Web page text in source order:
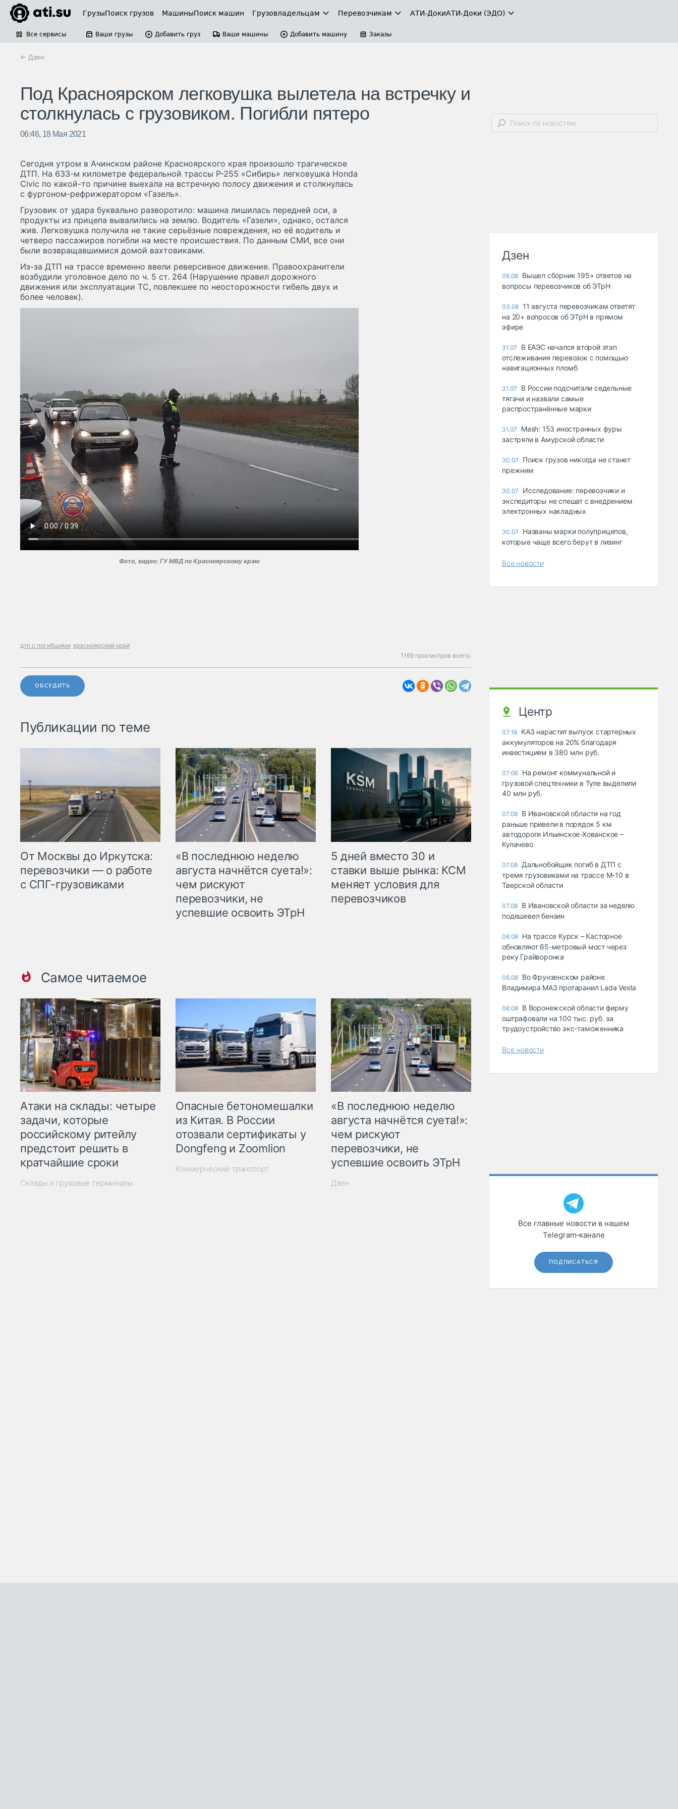
ГрузыПоиск грузов МашиныПоиск машин Грузовладельцам Перевозчикам АТИ-ДокиАТИ-Доки (ЭДО)
Все сервисы Ваши грузы Добавить груз Ваши машины Добавить машину Заказы
← Дзен
Под Красноярском легковушка вылетела на встречку и
столкнулась с грузовиком. Погибли пятеро
06:46, 18 Мая 2021
Сегодня утром в Ачинском районе Красноярского края произошло трагическое
ДТП. На 633-м километре федеральной трассы Р-255 «Сибирь» легковушка Honda
Civic по какой-то причине выехала на встречную полосу движения и столкнулась
с фургоном-рефрижератором «Газель».
Грузовик от удара буквально разворотило: машина лишилась передней оси, а
продукты из прицепа вывалились на землю. Водитель «Газели», однако, остался
жив. Легковушка получила не такие серьёзные повреждения, но её водитель и
четверо пассажиров погибли на месте происшествия. По данным СМИ, все они
были возвращавшимися домой вахтовиками.
Из-за ДТП на трассе временно ввели реверсивное движение. Правоохранители
возбудили уголовное дело по ч. 5 ст. 264 (Нарушение правил дорожного
движения или эксплуатации ТС, повлекшее по неосторожности гибель двух и
более человек).
Фото, видео: ГУ МВД по Красноярскому краю
дтп с погибшими красноярский край
1169 просмотров всего.
ОБСУДИТЬ
Публикации по теме
От Москвы до Иркутска:
перевозчики — о работе
с СПГ-грузовиками
«В последнюю неделю
августа начнётся суета!»:
чем рискуют
перевозчики, не
успевшие освоить ЭТрН
5 дней вместо 30 и
ставки выше рынка: КСМ
меняет условия для
перевозчиков
Самое читаемое
Атаки на склады: четыре
задачи, которые
российскому ритейлу
предстоит решить в
кратчайшие сроки
Склады и грузовые терминалы
Опасные бетономешалки
из Китая. В России
отозвали сертификаты у
Dongfeng и Zoomlion
Коммерческий транспорт
«В последнюю неделю
августа начнётся суета!»:
чем рискуют
перевозчики, не
успевшие освоить ЭТрН
Дзен
Дзен
06.08 Вышел сборник 195+ ответов на
вопросы перевозчиков об ЭТрН
03.08 11 августа перевозчикам ответят
на 20+ вопросов об ЭТрН в прямом
эфире
31.07
В ЕАЭС начался второй этап
отслеживания перевозок с помощью
навигационных пломб
31.07
В России подсчитали седельные
тягачи и назвали самые
распространённые марки
31.07
Mash: 153 иностранных фуры
застряли в Амурской области
30.07
Поиск грузов никогда не станет
прежним
30.07
Исследование: перевозчики и
экспедиторы не спешат с внедрением
электронных накладных
30.07
Названы марки полуприцепов,
которые чаще всего берут в лизинг
Все новости
Центр
07:19 КАЗ нарастит выпуск стартерных
аккумуляторов на 20% благодаря
инвестициям в 380 млн руб.
07:06 На ремонт коммунальной и
грузовой спецтехники в Туле выделили
40 млн руб.
07.08 В Ивановской области на год
раньше привели в порядок 5 км
автодороги Ильинское-Хованское –
Кулачево
07.08 Дальнобойщик погиб в ДТП с
тремя грузовиками на трассе М-10 в
Тверской области
07.08 В Ивановской области за неделю
подешевел бензин
06.08 На трассе Курск – Касторное
обновляют 65-метровый мост через
реку Грайворонка
06.08 Во Фрунзенском районе
Владимира МАЗ протаранил Lada Vesta
06.08 В Воронежской области фирму
оштрафовали на 100 тыс. руб. за
трудоустройство экс-таможенника
Все новости
Все главные новости в нашем
Telegram‑канале
ПОДПИСАТЬСЯ